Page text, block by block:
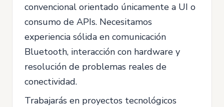
convencional orientado únicamente a UI o
consumo de APIs. Necesitamos
experiencia sólida en comunicación
Bluetooth, interacción con hardware y
resolución de problemas reales de
conectividad.
Trabajarás en proyectos tecnológicos